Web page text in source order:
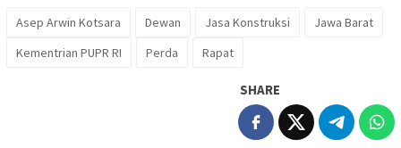
Asep Arwin Kotsara Dewan Jasa Konstruksi
Jawa Barat
Kementrian PUPR RI
Perda Rapat
SHARE